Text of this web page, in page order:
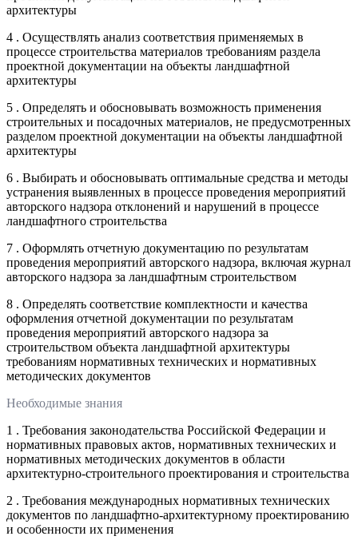
архитектуры
4 . Осуществлять анализ соответствия применяемых в
процессе строительства материалов требованиям раздела
проектной документации на объекты ландшафтной
архитектуры
5 . Определять и обосновывать возможность применения
строительных и посадочных материалов, не предусмотренных
разделом проектной документации на объекты ландшафтной
архитектуры
6 . Выбирать и обосновывать оптимальные средства и методы
устранения выявленных в процессе проведения мероприятий
авторского надзора отклонений и нарушений в процессе
ландшафтного строительства
7 . Оформлять отчетную документацию по результатам
проведения мероприятий авторского надзора, включая журнал
авторского надзора за ландшафтным строительством
8 . Определять соответствие комплектности и качества
оформления отчетной документации по результатам
проведения мероприятий авторского надзора за
строительством объекта ландшафтной архитектуры
требованиям нормативных технических и нормативных
методических документов
Необходимые знания
1 . Требования законодательства Российской Федерации и
нормативных правовых актов, нормативных технических и
нормативных методических документов в области
архитектурно-строительного проектирования и строительства
2 . Требования международных нормативных технических
документов по ландшафтно-архитектурному проектированию
и особенности их применения